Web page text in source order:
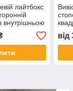
лайтбокс
внутрішньою
від